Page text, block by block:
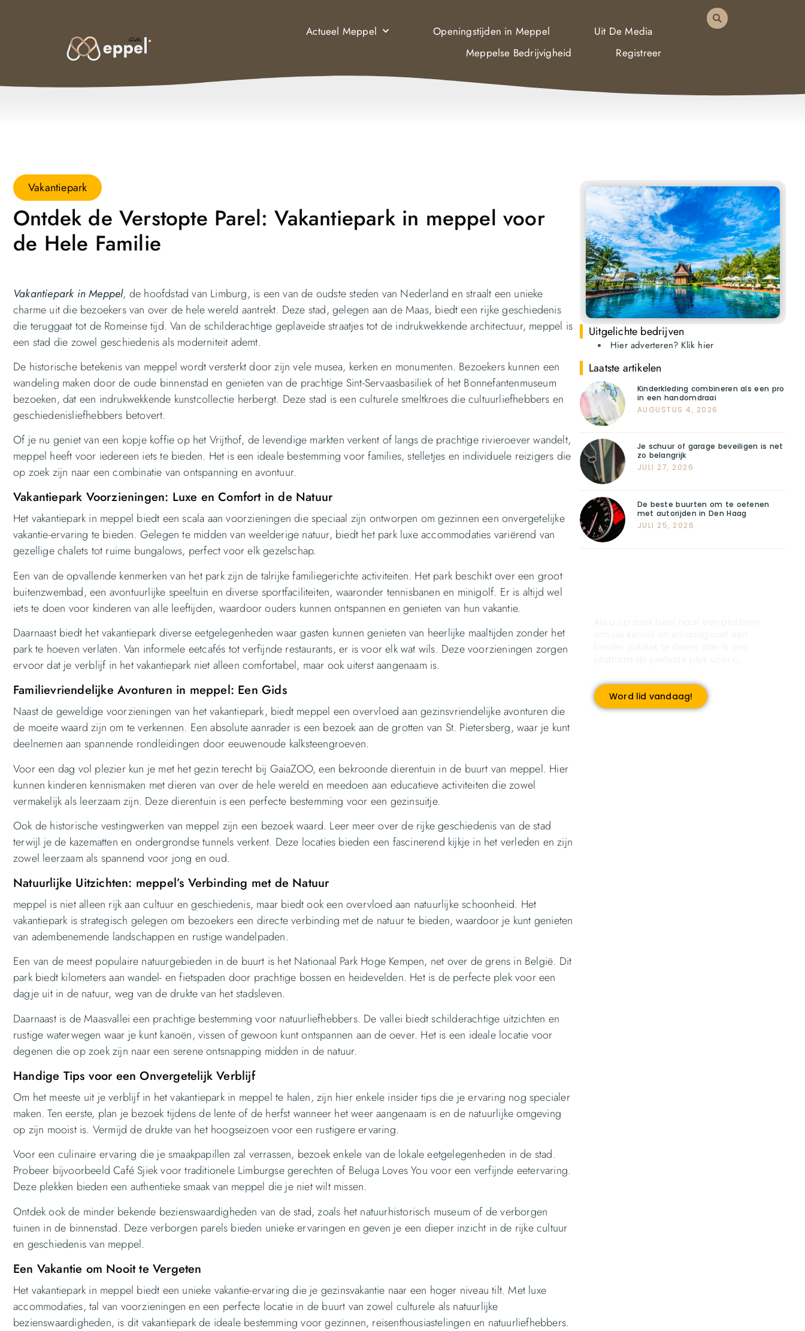
Actueel Meppel Openingstijden in Meppel
Uit De Media
Meppelse Bedrijvigheid
Registreer
Vakantiepark
Ontdek de Verstopte Parel: Vakantiepark in meppel voor
de Hele Familie
Vakantiepark in Meppel, de hoofdstad van Limburg, is een van de oudste steden van Nederland en straalt een unieke
charme uit die bezoekers van over de hele wereld aantrekt. Deze stad, gelegen aan de Maas, biedt een rijke geschiedenis
die teruggaat tot de Romeinse tijd. Van de schilderachtige geplaveide straatjes tot de indrukwekkende architectuur, meppel is
een stad die zowel geschiedenis als moderniteit ademt.
De historische betekenis van meppel wordt versterkt door zijn vele musea, kerken en monumenten. Bezoekers kunnen een
wandeling maken door de oude binnenstad en genieten van de prachtige Sint-Servaasbasiliek of het Bonnefantenmuseum
bezoeken, dat een indrukwekkende kunstcollectie herbergt. Deze stad is een culturele smeltkroes die cultuurliefhebbers en
geschiedenisliefhebbers betovert.
Of je nu geniet van een kopje koffie op het Vrijthof, de levendige markten verkent of langs de prachtige rivieroever wandelt,
meppel heeft voor iedereen iets te bieden. Het is een ideale bestemming voor families, stelletjes en individuele reizigers die
op zoek zijn naar een combinatie van ontspanning en avontuur.
Vakantiepark Voorzieningen: Luxe en Comfort in de Natuur
Het vakantiepark in meppel biedt een scala aan voorzieningen die speciaal zijn ontworpen om gezinnen een onvergetelijke
vakantie-ervaring te bieden. Gelegen te midden van weelderige natuur, biedt het park luxe accommodaties variërend van
gezellige chalets tot ruime bungalows, perfect voor elk gezelschap.
Een van de opvallende kenmerken van het park zijn de talrijke familiegerichte activiteiten. Het park beschikt over een groot
buitenzwembad, een avontuurlijke speeltuin en diverse sportfaciliteiten, waaronder tennisbanen en minigolf. Er is altijd wel
iets te doen voor kinderen van alle leeftijden, waardoor ouders kunnen ontspannen en genieten van hun vakantie.
Daarnaast biedt het vakantiepark diverse eetgelegenheden waar gasten kunnen genieten van heerlijke maaltijden zonder het
park te hoeven verlaten. Van informele eetcafés tot verfijnde restaurants, er is voor elk wat wils. Deze voorzieningen zorgen
ervoor dat je verblijf in het vakantiepark niet alleen comfortabel, maar ook uiterst aangenaam is.
Familievriendelijke Avonturen in meppel: Een Gids
Naast de geweldige voorzieningen van het vakantiepark, biedt meppel een overvloed aan gezinsvriendelijke avonturen die
de moeite waard zijn om te verkennen. Een absolute aanrader is een bezoek aan de grotten van St. Pietersberg, waar je kunt
deelnemen aan spannende rondleidingen door eeuwenoude kalksteengroeven.
Voor een dag vol plezier kun je met het gezin terecht bij GaiaZOO, een bekroonde dierentuin in de buurt van meppel. Hier
kunnen kinderen kennismaken met dieren van over de hele wereld en meedoen aan educatieve activiteiten die zowel
vermakelijk als leerzaam zijn. Deze dierentuin is een perfecte bestemming voor een gezinsuitje.
Ook de historische vestingwerken van meppel zijn een bezoek waard. Leer meer over de rijke geschiedenis van de stad
terwijl je de kazematten en ondergrondse tunnels verkent. Deze locaties bieden een fascinerend kijkje in het verleden en zijn
zowel leerzaam als spannend voor jong en oud.
Natuurlijke Uitzichten: meppel’s Verbinding met de Natuur
meppel is niet alleen rijk aan cultuur en geschiedenis, maar biedt ook een overvloed aan natuurlijke schoonheid. Het
vakantiepark is strategisch gelegen om bezoekers een directe verbinding met de natuur te bieden, waardoor je kunt genieten
van adembenemende landschappen en rustige wandelpaden.
Een van de meest populaire natuurgebieden in de buurt is het Nationaal Park Hoge Kempen, net over de grens in België. Dit
park biedt kilometers aan wandel- en fietspaden door prachtige bossen en heidevelden. Het is de perfecte plek voor een
dagje uit in de natuur, weg van de drukte van het stadsleven.
Daarnaast is de Maasvallei een prachtige bestemming voor natuurliefhebbers. De vallei biedt schilderachtige uitzichten en
rustige waterwegen waar je kunt kanoën, vissen of gewoon kunt ontspannen aan de oever. Het is een ideale locatie voor
degenen die op zoek zijn naar een serene ontsnapping midden in de natuur.
Handige Tips voor een Onvergetelijk Verblijf
Om het meeste uit je verblijf in het vakantiepark in meppel te halen, zijn hier enkele insider tips die je ervaring nog specialer
maken. Ten eerste, plan je bezoek tijdens de lente of de herfst wanneer het weer aangenaam is en de natuurlijke omgeving
op zijn mooist is. Vermijd de drukte van het hoogseizoen voor een rustigere ervaring.
Voor een culinaire ervaring die je smaakpapillen zal verrassen, bezoek enkele van de lokale eetgelegenheden in de stad.
Probeer bijvoorbeeld Café Sjiek voor traditionele Limburgse gerechten of Beluga Loves You voor een verfijnde eetervaring.
Deze plekken bieden een authentieke smaak van meppel die je niet wilt missen.
Ontdek ook de minder bekende bezienswaardigheden van de stad, zoals het natuurhistorisch museum of de verborgen
tuinen in de binnenstad. Deze verborgen parels bieden unieke ervaringen en geven je een dieper inzicht in de rijke cultuur
en geschiedenis van meppel.
Een Vakantie om Nooit te Vergeten
Het vakantiepark in meppel biedt een unieke vakantie-ervaring die je gezinsvakantie naar een hoger niveau tilt. Met luxe
accommodaties, tal van voorzieningen en een perfecte locatie in de buurt van zowel culturele als natuurlijke
bezienswaardigheden, is dit vakantiepark de ideale bestemming voor gezinnen, reisenthousiastelingen en natuurliefhebbers.
Uitgelichte bedrijven
Hier adverteren? Klik hier
Laatste artikelen
Kinderkleding combineren als een pro
in een handomdraai
AUGUSTUS 4, 2026
Je schuur of garage beveiligen is net
zo belangrijk
JULI 27, 2026
De beste buurten om te oefenen
met autorijden in Den Haag
JULI 25, 2026
Word lid vandaag!